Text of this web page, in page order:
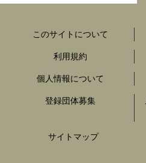
このサイトについて
利用規約
個人情報について
登録団体募集
サイトマップ